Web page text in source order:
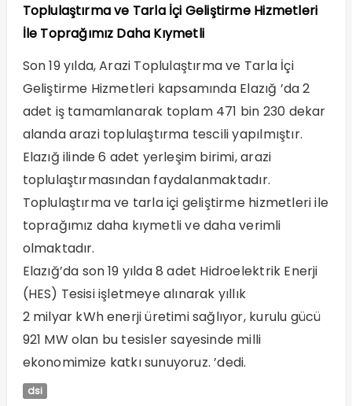
Toplulaştırma ve Tarla İçi Geliştirme Hizmetleri
İle Toprağımız Daha Kıymetli
Son 19 yılda, Arazi Toplulaştırma ve Tarla İçi
Geliştirme Hizmetleri kapsamında Elazığ ’da 2
adet iş tamamlanarak toplam 471 bin 230 dekar
alanda arazi toplulaştırma tescili yapılmıştır.
Elazığ ilinde 6 adet yerleşim birimi, arazi
toplulaştırmasından faydalanmaktadır.
Toplulaştırma ve tarla içi geliştirme hizmetleri ile
toprağımız daha kıymetli ve daha verimli
olmaktadır.
Elazığ’da son 19 yılda 8 adet Hidroelektrik Enerji
(HES) Tesisi işletmeye alınarak yıllık
2 milyar kWh enerji üretimi sağlıyor, kurulu gücü
921 MW olan bu tesisler sayesinde milli
ekonomimize katkı sunuyoruz. ’dedi.
dsi